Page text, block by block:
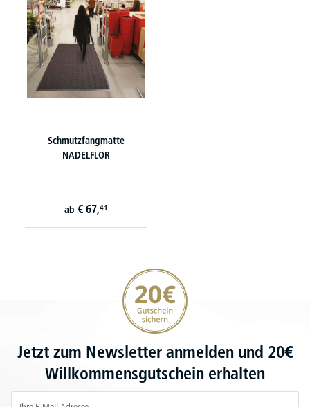
Schmutzfangmatte
NADELFLOR
ab € 67,41
20€ Gutschein sichern
Jetzt zum Newsletter anmelden und 20€
Willkommensgutschein erhalten